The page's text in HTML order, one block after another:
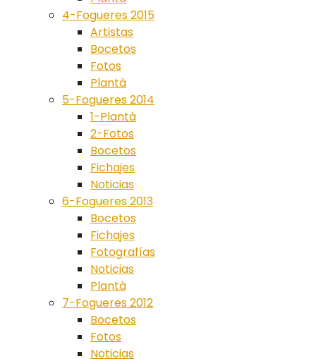
4-Fogueres 2015
Artistas
Bocetos
Fotos
Plantà
5-Fogueres 2014
1-Plantà
2-Fotos
Bocetos
Fichajes
Noticias
6-Fogueres 2013
Bocetos
Fichajes
Fotografías
Noticias
Plantà
7-Fogueres 2012
Bocetos
Fotos
Noticias